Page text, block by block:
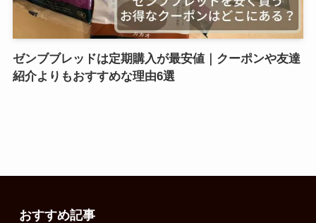
ゼンブブレッドは定期購入が最安値｜クーポンや友達
紹介よりもおすすめな理由6選
おすすめ記事